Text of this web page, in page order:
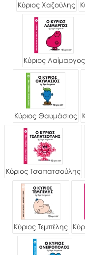
Κύριος Χαζούλης
Κύριος Λαίμαργος
Κύριος Θαυμάσιος
Κύριος Τσαπατσούλης
Κύριος Τεμπέλης